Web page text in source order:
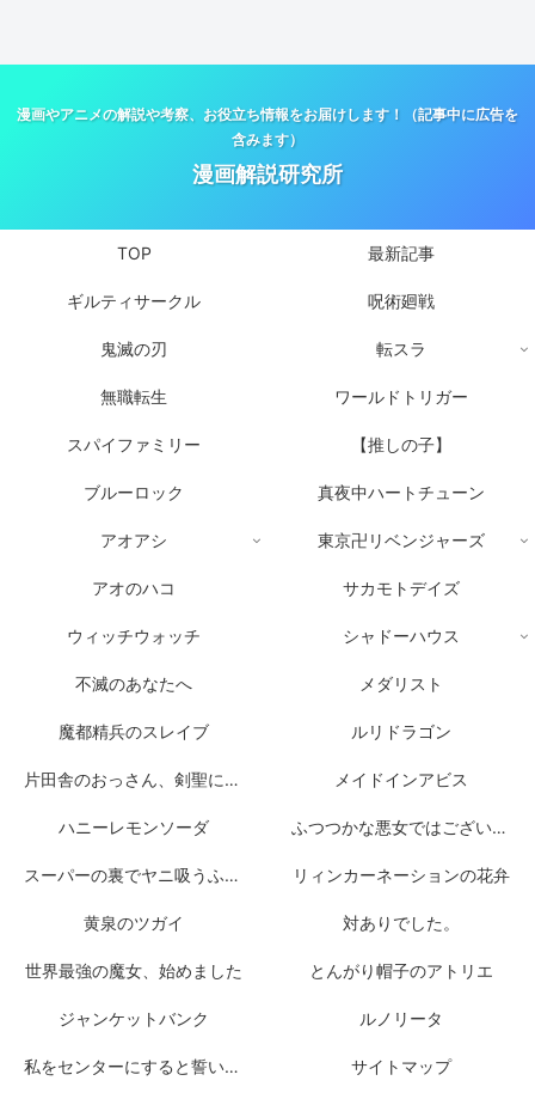
漫画やアニメの解説や考察、お役立ち情報をお届けします！（記事中に広告を
含みます）
漫画解説研究所
TOP 最新記事
ギルティサークル 呪術廻戦
鬼滅の刃 転スラ
無職転生 ワールドトリガー
スパイファミリー 【推しの子】
ブルーロック 真夜中ハートチューン
アオアシ 東京卍リベンジャーズ
アオのハコ サカモトデイズ
ウィッチウォッチ シャドーハウス
不滅のあなたへ メダリスト
魔都精兵のスレイブ ルリドラゴン
片田舎のおっさん、剣聖になる メイドインアビス
ハニーレモンソーダ ふつつかな悪女ではございますが
スーパーの裏でヤニ吸うふたり リィンカーネーションの花弁
黄泉のツガイ 対ありでした。
世界最強の魔女、始めました とんがり帽子のアトリエ
ジャンケットバンク ルノリータ
私をセンターにすると誓いますか？ サイトマップ